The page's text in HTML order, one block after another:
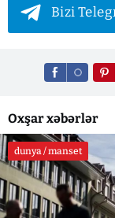
Bizi
Oxşar xəbərlər
dunya / manset